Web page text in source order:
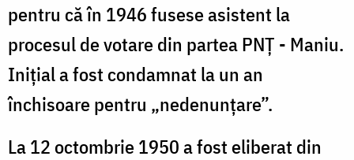
pentru că în 1946 fusese asistent la
procesul de votare din partea PNȚ - Maniu.
Inițial a fost condamnat la un an
închisoare pentru „nedenunțare”.
La 12 octombrie 1950 a fost eliberat din